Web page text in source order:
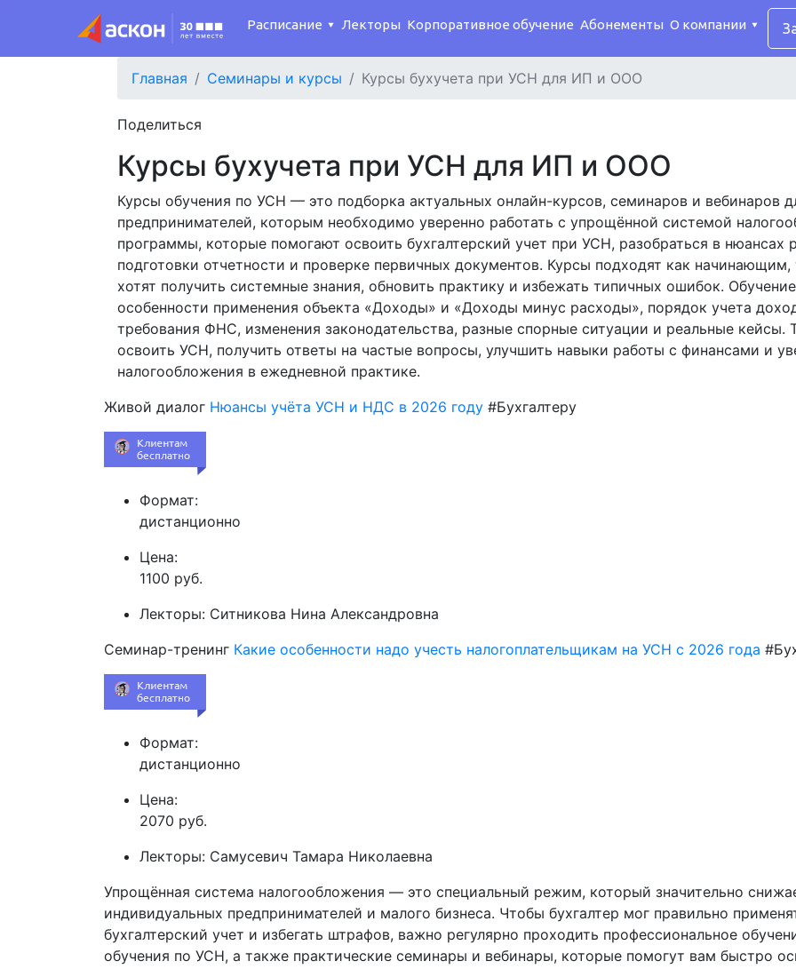
Расписание Лекторы Корпоративное обучение Абонементы О компании
Главная Семинары и курсы Курсы бухучета при УСН для ИП и ООО
Поделиться
Курсы бухучета при УСН для ИП и ООО
Курсы обучения по УСН — это подборка актуальных онлайн-курсов, семинаров и вебинаров
предпринимателей, которым необходимо уверенно работать с упрощённой системой
программы, которые помогают освоить бухгалтерский учет при УСН, разобраться в нюансах
подготовки отчетности и проверке первичных документов. Курсы подходят как
хотят получить системные знания, обновить практику и избежать типичных ошибок.
особенности применения объекта «Доходы» и «Доходы минус расходы», порядок учета
требования ФНС, изменения законодательства, разные спорные ситуации и реальные кейсы.
освоить УСН, получить ответы на частые вопросы, улучшить навыки работы с финансами и
налогообложения в ежедневной практике.
Живой диалог Нюансы учёта УСН и НДС в 2026 году #Бухгалтеру
Формат:
дистанционно
Цена:
1100 руб.
Лекторы: Ситникова Нина Александровна
Семинар-тренинг Какие особенности надо учесть налогоплательщикам на УСН с 2026 года
Формат:
дистанционно
Цена:
2070 руб.
Лекторы: Самусевич Тамара Николаевна
Упрощённая система налогообложения — это специальный режим, который значительно
индивидуальных предпринимателей и малого бизнеса. Чтобы бухгалтер мог правильно
бухгалтерский учет и избегать штрафов, важно регулярно проходить профессиональное
обучения по УСН, а также практические семинары и вебинары, которые помогут вам быстро